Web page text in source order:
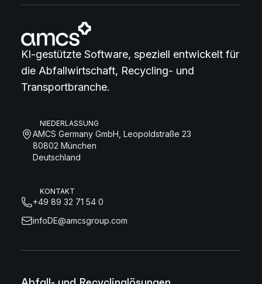
KI-gestützte Software, speziell entwickelt für
die Abfallwirtschaft, Recycling- und
Transportbranche.
NIEDERLASSUNG
AMCS Germany GmbH, Leopoldstraße 23
80802 München
Deutschland
KONTAKT
+49 89 32 71 54 0
infoDE@amcsgroup.com